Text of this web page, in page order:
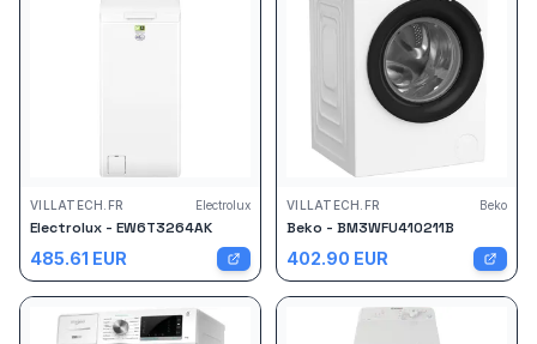
VILLATECH.FR Electrolux
Electrolux - EW6T3264AK
485.61 EUR
VILLATECH.FR Beko
Beko - BM3WFU410211B
402.90 EUR